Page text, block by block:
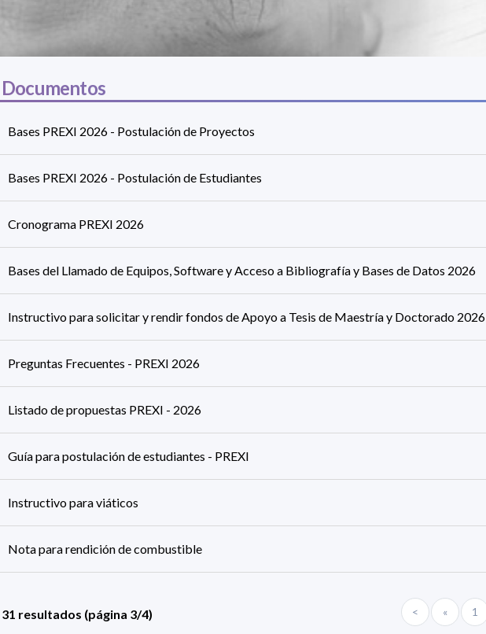
Documentos
Bases PREXI 2026 - Postulación de Proyectos
Bases PREXI 2026 - Postulación de Estudiantes
Cronograma PREXI 2026
Bases del Llamado de Equipos, Software y Acceso a Bibliografía y Bases de Datos 2026
Instructivo para solicitar y rendir fondos de Apoyo a Tesis de Maestría y Doctorado 2026
Preguntas Frecuentes - PREXI 2026
Listado de propuestas PREXI - 2026
Guía para postulación de estudiantes - PREXI
Instructivo para viáticos
Nota para rendición de combustible
31 resultados (página 3/4) < « 1